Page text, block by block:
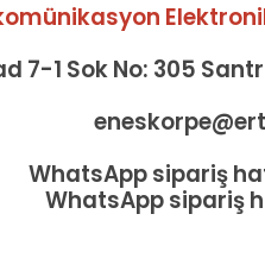
1 Sok No: 305
WhatsApp sipariş
WhatsApp sipariş